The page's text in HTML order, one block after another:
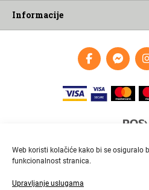
Web koristi kolačiće kako bi se osiguralo
funkcionalnost stranica.
Upravljanje uslugama
Informacije